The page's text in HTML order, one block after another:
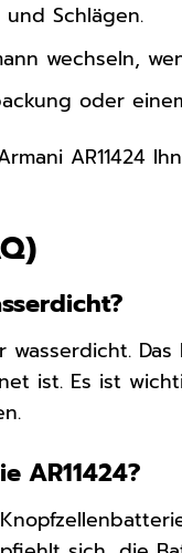
Schlägen.
wechseln,
oder
AR11424
wasserdicht.
ist. Es ist
AR11424?